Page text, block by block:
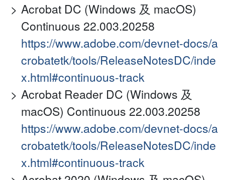
Acrobat DC (Windows 及 macOS)
Continuous 22.003.20258
https://www.adobe.com/devnet-docs/a
crobatetk/tools/ReleaseNotesDC/inde
x.html#continuous-track
Acrobat Reader DC (Windows 及
macOS) Continuous 22.003.20258
https://www.adobe.com/devnet-docs/a
crobatetk/tools/ReleaseNotesDC/inde
x.html#continuous-track